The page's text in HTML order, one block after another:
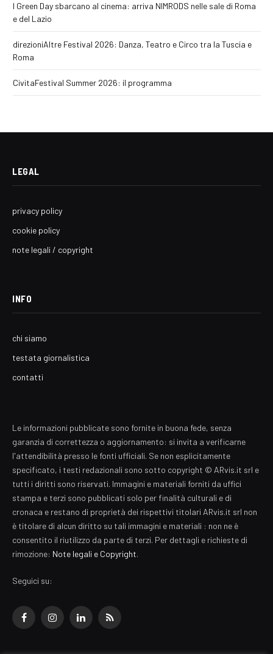
I Green Day sbarcano al cinema: arriva NIMRODS nelle sale di Roma
e del Lazio
direzioniAltre Festival 2026: Danza, Teatro e Circo tra la Tuscia e
Roma
CivitaFestival Summer 2026: il programma
LEGAL
privacy policy
cookie policy
note legali / copyright
INFO
chi siamo
testata giornalistica
contatti
Le informazioni pubblicate sono fornite in buona fede, senza
garanzia di correttezza o aggiornamento: si invita a verificarne
l'attendibilità presso le fonti ufficiali. Se non esplicitamente
specificato, i testi redazionali sono sotto copyright © ARvis.it srl e
tutti i diritti sono riservati. Immagini e materiali forniti da uffici
stampa e terzi sono pubblicati solo per finalità culturali e di
cronaca e restano di proprietà dei rispettivi titolari ARvis.it srl non
è titolare di alcun diritto su tali immagini e materiali : non ne è
consentito il riutilizzo da parte di terzi. Per dettagli e richieste di
rimozione: Note legali e Copyright.
Seguici su:
FacebookInstagramLinkedInRSS